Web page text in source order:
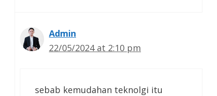
Admin
22/05/2024 at 2:10 pm
sebab kemudahan teknolgi itu